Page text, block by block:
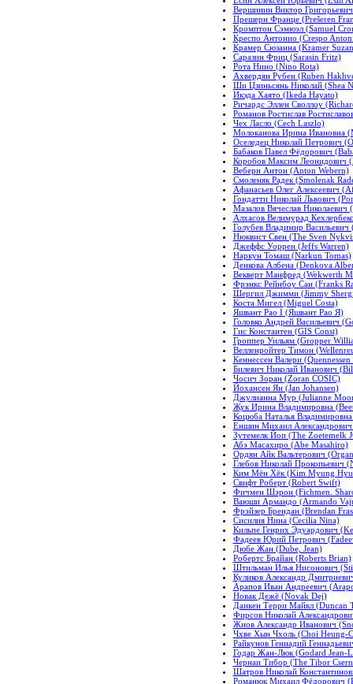
Вершинин Виктор
Прешерн Франце (Prešeren
Кромптон Сэмюэл (Samuel
Креспо Антонио (Crespo
Крамер Сюзанна (Kramer
Саразин Фриц (Sarasin Fritz)
Рота Нино (Nino Rota)
Ахвердян Рубен (Ruben
Ши Цзиньсянь Николай (Shea
Икэда Хаято (Ikeda Hayato)
Ричардс Эллен Своллоу
Романов Ростислав
Чех Ласло (Cech Laszlo)
Молоканова Ирина Ивановна
Оселедец Николай Петрович
Бабаков Павел Фёдорович
Коробов Максим Леонидович
Веберн Антон (Anton Webern)
Смоленяк Радек (Smolenak
Афанасьев Олег Алексеевич
Гондатти Николай Львович
Мазалов Вячеслав Николаевич
Алхасов Велимурад
Голубев Владимир
Нюквист Свен (The Sven
Джеффс Уоррен (Jeffs Warren)
Наркун Томаш (Narkun Tomas)
Денкова Албена (Denkova
Векверт Манфред (Wekwerth
Фрэнкс Рейнбоу Сан (Franks
Шергил Джимми (Jimmy
Коста Мигел (Miguel Costa)
Яшвант Рао I (Яшвант Рао Я)
Головко Андрей Васильевич
Гис Константен (GIS Const)
Гроппер Уильям (Gropper
Велленройтер Тимон
Кеннессен Валери
Билевич Николай Иванович
Чосич Зоран (Zoran COSIC)
Йохансен Ян (Jan Johansen)
Джулианна Мур (Julianne
Жук Ирина Владимировна
Коцюба Наталья
Еншин Михаил
Зутемелк Йоп (The Zoetemelk
Абэ Масахиро (Abe Masahiro)
Ордян Айк Вальтерович
Глебов Николай Прокопьевич
Ким Мён Хёк (Kim Myung
Свифт Роберт (Robert Swift)
Фичмен Шэрон (Fichmen.
Ваюши Армандо (Armando
Фрэйзер Брендан (Brendan
Сисилия Нина (Cecilia Nina)
Кильпе Генрих Эдуардович
Фадеев Юрий Петрович
Дюбе Жан (Dube, Jean)
Робертс Брайан (Roberts Brian)
Штильман Илья Нисонович
Куликов Александр
Арапов Иван Андреевич
Новак Дежё (Novak Dej)
Данкен Терри Майкл (Duncan
Фирсов Николай
Жнов Александр Иванович
Чхве Хын Чхоль (Choi Heung-
Райкунов Геннадий
Годар Жан-Люк (Godard Jean-
Чернаи Тибор (The Tibor
Шатров Николай
Романюк Михаил Фёдорович